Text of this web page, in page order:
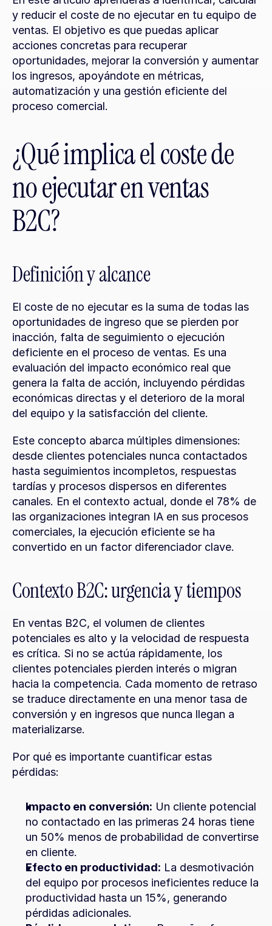
y reducir el coste de no ejecutar en tu equipo de
ventas. El objetivo es que puedas aplicar
acciones concretas para recuperar
oportunidades, mejorar la conversión y aumentar
los ingresos, apoyándote en métricas,
automatización y una gestión eficiente del
proceso comercial.
¿Qué implica el coste de
no ejecutar en ventas
B2C?
Definición y alcance
El coste de no ejecutar es la suma de todas las
oportunidades de ingreso que se pierden por
inacción, falta de seguimiento o ejecución
deficiente en el proceso de ventas. Es una
evaluación del impacto económico real que
genera la falta de acción, incluyendo pérdidas
económicas directas y el deterioro de la moral
del equipo y la satisfacción del cliente.
Este concepto abarca múltiples dimensiones:
desde clientes potenciales nunca contactados
hasta seguimientos incompletos, respuestas
tardías y procesos dispersos en diferentes
canales. En el contexto actual, donde el 78% de
las organizaciones integran IA en sus procesos
comerciales, la ejecución eficiente se ha
convertido en un factor diferenciador clave.
Contexto B2C: urgencia y tiempos
En ventas B2C, el volumen de clientes
potenciales es alto y la velocidad de respuesta
es crítica. Si no se actúa rápidamente, los
clientes potenciales pierden interés o migran
hacia la competencia. Cada momento de retraso
se traduce directamente en una menor tasa de
conversión y en ingresos que nunca llegan a
materializarse.
Por qué es importante cuantificar estas
pérdidas:
Impacto en conversión: Un cliente potencial
no contactado en las primeras 24 horas tiene
un 50% menos de probabilidad de convertirse
en cliente.
Efecto en productividad: La desmotivación
del equipo por procesos ineficientes reduce la
productividad hasta un 15%, generando
pérdidas adicionales.